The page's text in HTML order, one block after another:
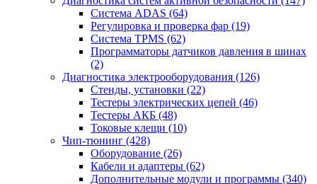
Система ADAS (64)
Регулировка и проверка фар (19)
Система TPMS (62)
Программаторы датчиков давления в шинах
(2)
Диагностика электрооборудования (126)
Стенды, установки (22)
Тестеры электрических цепей (46)
Тестеры АКБ (48)
Токовые клещи (10)
Чип-тюнинг (428)
Оборудование (26)
Кабели и адаптеры (62)
Дополнительные модули и программы (340)